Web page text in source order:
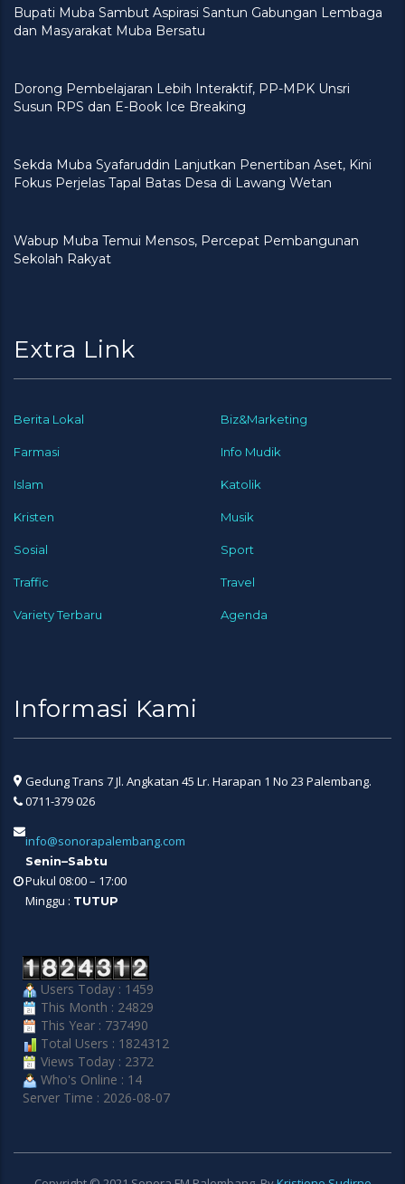
Bupati Muba Sambut Aspirasi Santun Gabungan Lembaga
dan Masyarakat Muba Bersatu
Dorong Pembelajaran Lebih Interaktif, PP-MPK Unsri
Susun RPS dan E-Book Ice Breaking
Sekda Muba Syafaruddin Lanjutkan Penertiban Aset, Kini
Fokus Perjelas Tapal Batas Desa di Lawang Wetan
Wabup Muba Temui Mensos, Percepat Pembangunan
Sekolah Rakyat
Extra Link
Berita Lokal Biz&Marketing
Farmasi Info Mudik
Islam Katolik
Kristen Musik
Sosial Sport
Traffic Travel
Variety Terbaru Agenda
Informasi Kami
Gedung Trans 7 Jl. Angkatan 45 Lr. Harapan 1 No 23 Palembang.
0711-379 026
info@sonorapalembang.com
Senin–Sabtu
Pukul 08:00 – 17:00
Minggu : TUTUP
Users Today : 1459
This Month : 24829
This Year : 737490
Total Users : 1824312
Views Today : 2372
Who's Online : 14
Server Time : 2026-08-07